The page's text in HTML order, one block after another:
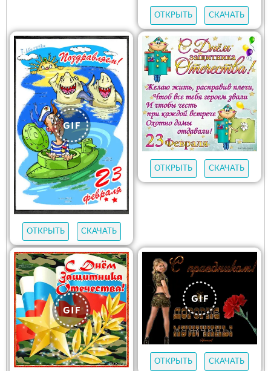
ОТКРЫТЬ СКАЧАТЬ
ОТКРЫТЬ СКАЧАТЬ
ОТКРЫТЬ СКАЧАТЬ
ОТКРЫТЬ СКАЧАТЬ